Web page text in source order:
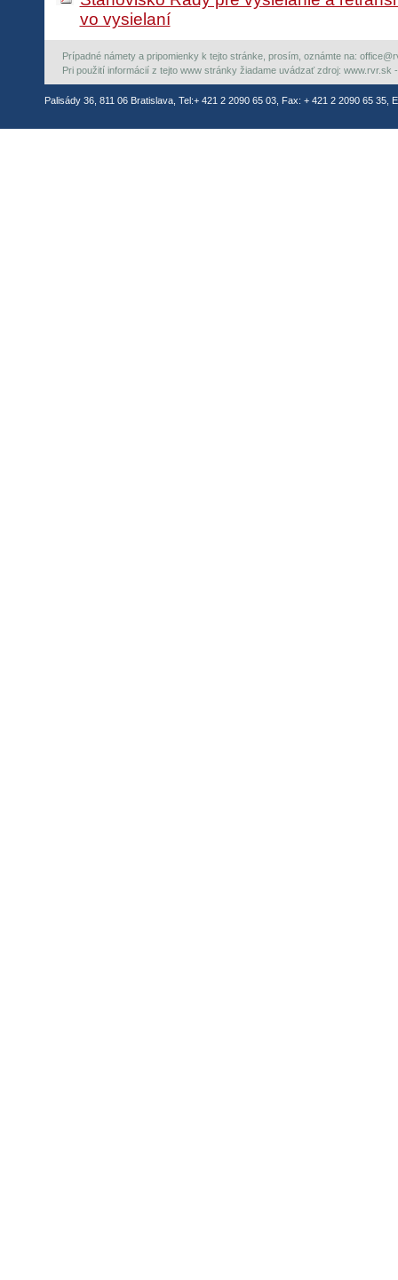
vo vysielaní
Prípadné námety a pripomienky k tejto stránke, prosím, oznámte na:
Pri použití informácií z tejto www stránky žiadame uvádzať zdroj: www.rvr.sk
Palisády 36, 811 06 Bratislava, Tel:+ 421 2 2090 65 03, Fax: + 421 2 2090 65 35,